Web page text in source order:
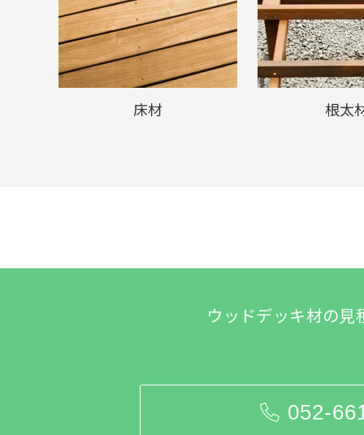
床材 根太
ウッドデッキ材の
052-